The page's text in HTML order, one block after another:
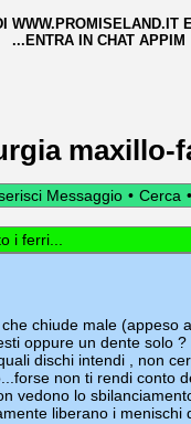
WWW.PROMISELAND.IT
...ENTRA IN CHAT APPIM
maxillo-
Messaggio • Cerca •
i ferri...
chiude male (appeso
oppure un dente solo
dischi intendi , non
non ti rendi conto
vedono lo
liberano i menischi